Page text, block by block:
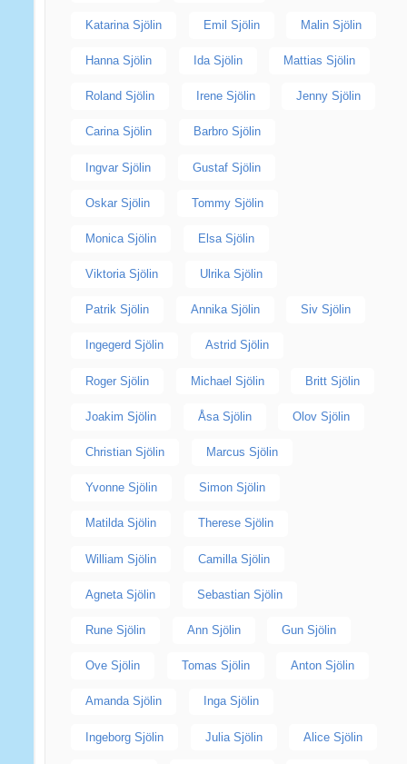
Katarina Sjölin Emil Sjölin Malin Sjölin
Hanna Sjölin Ida Sjölin Mattias Sjölin
Roland Sjölin Irene Sjölin Jenny Sjölin
Carina Sjölin Barbro Sjölin
Ingvar Sjölin Gustaf Sjölin
Oskar Sjölin Tommy Sjölin
Monica Sjölin Elsa Sjölin
Viktoria Sjölin Ulrika Sjölin
Patrik Sjölin Annika Sjölin Siv Sjölin
Ingegerd Sjölin Astrid Sjölin
Roger Sjölin Michael Sjölin Britt Sjölin
Joakim Sjölin Åsa Sjölin Olov Sjölin
Christian Sjölin Marcus Sjölin
Yvonne Sjölin Simon Sjölin
Matilda Sjölin Therese Sjölin
William Sjölin Camilla Sjölin
Agneta Sjölin Sebastian Sjölin
Rune Sjölin Ann Sjölin Gun Sjölin
Ove Sjölin Tomas Sjölin Anton Sjölin
Amanda Sjölin Inga Sjölin
Ingeborg Sjölin Julia Sjölin Alice Sjölin